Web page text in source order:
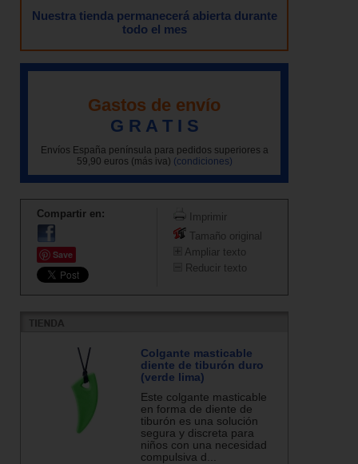
Nuestra tienda permanecerá abierta durante
todo el mes
Gastos de envío
G R A T I S
Envíos España península para pedidos superiores a
59,90 euros (más iva) (condiciones)
Compartir en:
Save
Imprimir
Tamaño original
Ampliar texto
Reducir texto
Colgante masticable
diente de tiburón duro
(verde lima)
Este colgante masticable
en forma de diente de
tiburón es una solución
segura y discreta para
niños con una necesidad
compulsiva d...